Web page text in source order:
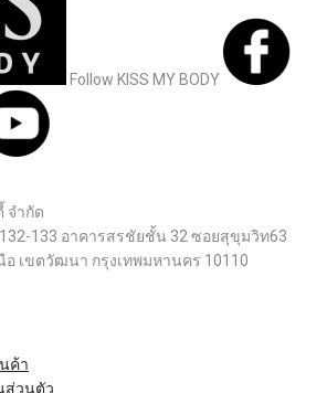
Follow KISS MY BODY
จำกัด
133 อาคารสรชัยชั้น 32 ซอยสุขุมวิท63
เขตวัฒนา กรุงเทพมหานคร 10110
ค้า
ส่วนตัว